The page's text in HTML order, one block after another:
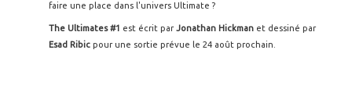
faire une place dans l'univers Ultimate ?
The Ultimates #1 est écrit parJonathan Hickman et dessiné par
Esad Ribic pour une sortie prévue le 24 août prochain.